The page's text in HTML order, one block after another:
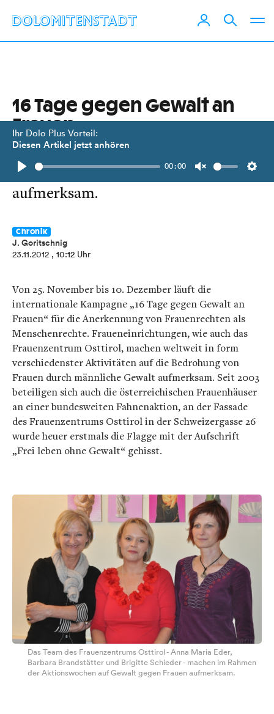
Ihr Dolo Plus Vorteil:
Diesen Artikel jetzt anhören
Play
00:00
Unmute
16 Tage gegen Gewalt an
Frauen
Das Frauenzentrum Osttirol macht
auf internationale Aktionswochen
aufmerksam.
Chronik
J. Goritschnig
23.11.2012 , 10:12 Uhr
Von 25. November bis 10. Dezember läuft die
internationale Kampagne „16 Tage gegen Gewalt an
Frauen“ für die Anerkennung von Frauenrechten als
Menschenrechte. Fraueneinrichtungen, wie auch das
Frauenzentrum Osttirol, machen weltweit in form
verschiedenster Aktivitäten auf die Bedrohung von
Frauen durch männliche Gewalt aufmerksam. Seit 2003
beteiligen sich auch die österreichischen Frauenhäuser
an einer bundesweiten Fahnenaktion, an der Fassade
des Frauenzentrums Osttirol in der Schweizergasse 26
wurde heuer erstmals die Flagge mit der Aufschrift
„Frei leben ohne Gewalt“ gehisst.
Das Team des Frauenzentrums Osttirol - Anna Maria Eder,
Barbara Brandstätter und Brigitte Schieder - machen im Rahmen
der Aktionswochen auf Gewalt gegen Frauen aufmerksam.